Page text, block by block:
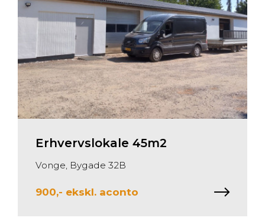
Erhvervslokale 45m2
Vonge, Bygade 32B
900,- ekskl. aconto